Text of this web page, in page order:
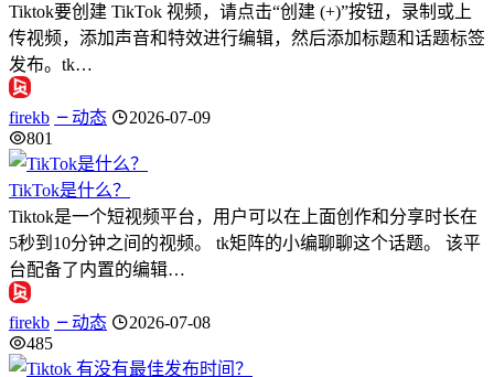
Tiktok要创建 TikTok 视频，请点击“创建 (+)”按钮，录制或上
传视频，添加声音和特效进行编辑，然后添加标题和话题标签
发布。tk…
firekb 动态
2026-07-09
801
TikTok是什么？
Tiktok是一个短视频平台，用户可以在上面创作和分享时长在
5秒到10分钟之间的视频。 tk矩阵的小编聊聊这个话题。 该平
台配备了内置的编辑…
firekb 动态
2026-07-08
485